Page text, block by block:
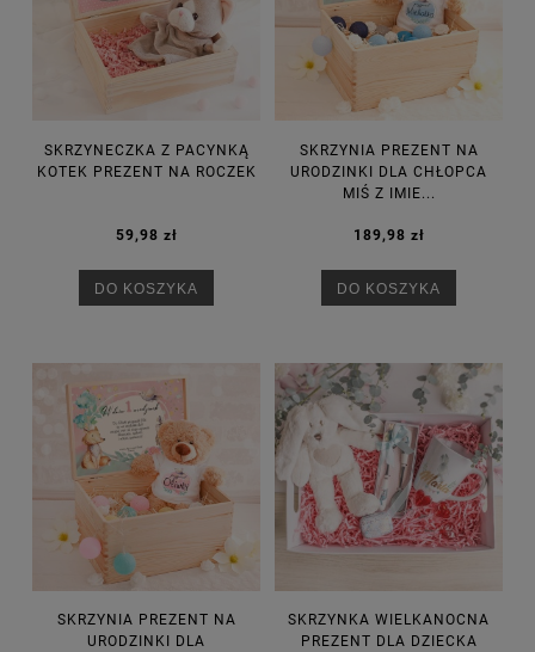
SKRZYNECZKA Z PACYNKĄ
KOTEK PREZENT NA ROCZEK
59,98 zł
DO KOSZYKA
SKRZYNIA PREZENT NA
URODZINKI DLA CHŁOPCA
MIŚ Z IMIE...
189,98 zł
DO KOSZYKA
SKRZYNIA PREZENT NA
URODZINKI DLA
SKRZYNKA WIELKANOCNA
PREZENT DLA DZIECKA